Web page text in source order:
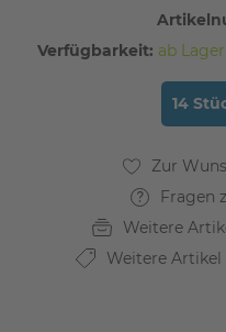
Verfügbarkeit: ab
14
Fragen
Weitere
Weitere